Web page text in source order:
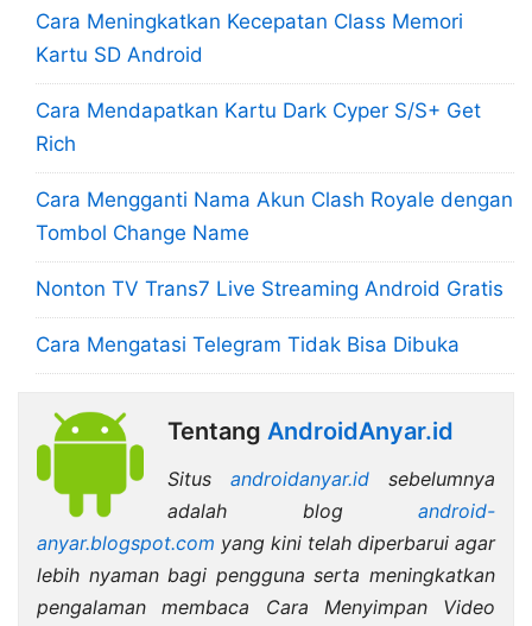
Cara Meningkatkan Kecepatan Class Memori
Kartu SD Android
Cara Mendapatkan Kartu Dark Cyper S/S+ Get
Rich
Cara Mengganti Nama Akun Clash Royale dengan
Tombol Change Name
Nonton TV Trans7 Live Streaming Android Gratis
Cara Mengatasi Telegram Tidak Bisa Dibuka
Tentang AndroidAnyar.id
Situs androidanyar.id sebelumnya
adalah blog android-
anyar.blogspot.com yang kini telah diperbarui agar
lebih nyaman bagi pengguna serta meningkatkan
pengalaman membaca Cara Menyimpan Video